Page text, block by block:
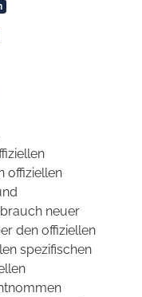
offiziellen
neuer
den offiziellen
spezifischen